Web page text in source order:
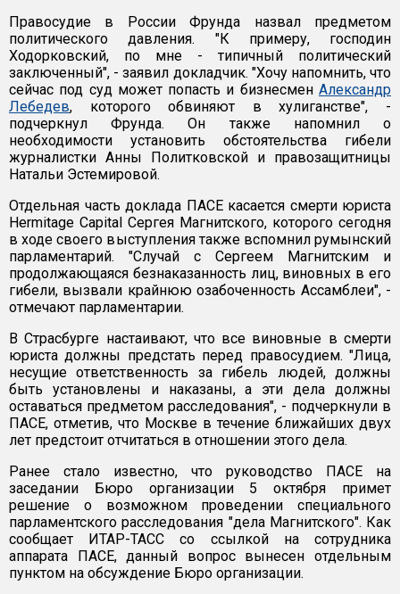
Правосудие в России Фрунда назвал предметом
политического давления. "К примеру, господин
Ходорковский, по мне - типичный политический
заключенный", - заявил докладчик. "Хочу напомнить, что
сейчас под суд может попасть и бизнесмен Александр
Лебедев, которого обвиняют в хулиганстве", -
подчеркнул Фрунда. Он также напомнил о
необходимости установить обстоятельства гибели
журналистки Анны Политковской и правозащитницы
Натальи Эстемировой.
Отдельная часть доклада ПАСЕ касается смерти юриста
Hermitage Capital Сергея Магнитского, которого сегодня
в ходе своего выступления также вспомнил румынский
парламентарий. "Случай с Сергеем Магнитским и
продолжающаяся безнаказанность лиц, виновных в его
гибели, вызвали крайнюю озабоченность Ассамблеи", -
отмечают парламентарии.
В Страсбурге настаивают, что все виновные в смерти
юриста должны предстать перед правосудием. "Лица,
несущие ответственность за гибель людей, должны
быть установлены и наказаны, а эти дела должны
оставаться предметом расследования", - подчеркнули в
ПАСЕ, отметив, что Москве в течение ближайших двух
лет предстоит отчитаться в отношении этого дела.
Ранее стало известно, что руководство ПАСЕ на
заседании Бюро организации 5 октября примет
решение о возможном проведении специального
парламентского расследования "дела Магнитского". Как
сообщает ИТАР-ТАСС со ссылкой на сотрудника
аппарата ПАСЕ, данный вопрос вынесен отдельным
пунктом на обсуждение Бюро организации.